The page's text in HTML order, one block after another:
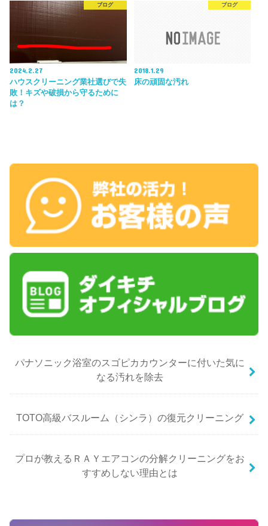
ブログ
2024.2.27
ハウスクリーニング業社選びで失
敗！キズや破損から守るために
は？
ブログ
2018.1.29
床の頑固な汚れ
パナソニック浴室のスゴピカカウンターに付いた気に
なる汚れを除去
TOTO高級バスルーム（シンラ）の復元クリーニング
プロが教えるＲＡＹエアコンの分解クリーニングをお
すすめしない理由とは